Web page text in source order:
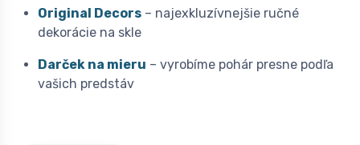
Original Decors – najexkluzívnejšie ručné
dekorácie na skle
Darček na mieru – vyrobíme pohár presne podľa
vašich predstáv